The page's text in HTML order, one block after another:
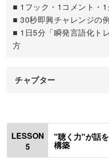
言葉だけじゃない、気持
言葉の内容だけでなく「ど
きく変わります。
■ 1フック・1コメント・
■ 30秒即興チャレンジの
■ 1日5分「瞬発言語化ト
方
チャプター
使用道具
「考えすぎて無言」にな
LESSON
5
"聴く力"が話
構築